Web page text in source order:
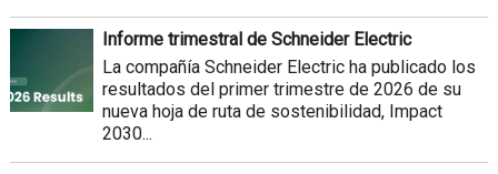
Informe trimestral de Schneider Electric
La compañía Schneider Electric ha publicado los
resultados del primer trimestre de 2026 de su
nueva hoja de ruta de sostenibilidad, Impact
2030...